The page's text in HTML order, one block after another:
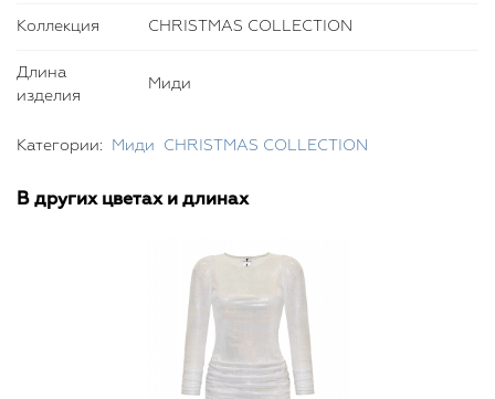
Коллекция CHRISTMAS COLLECTION
Длина
изделия
Миди
Категории: Миди CHRISTMAS COLLECTION
В других цветах и длинах